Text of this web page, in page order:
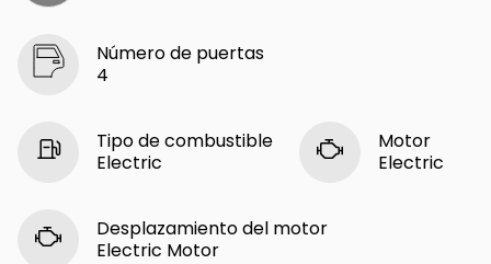
Número de puertas
4
Tipo de combustible
Electric
Motor
Electric
Desplazamiento del motor
Electric Motor